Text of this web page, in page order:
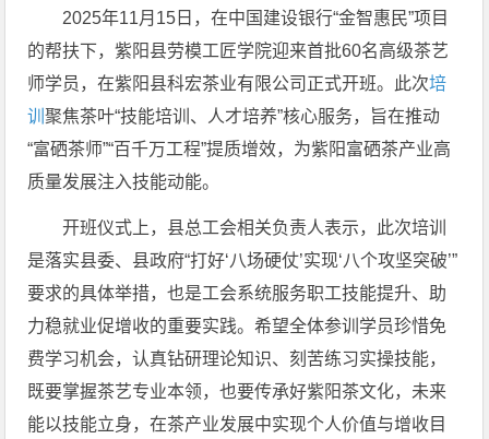
2025年11月15日，在中国建设银行“金智惠民”项目
的帮扶下，紫阳县劳模工匠学院迎来首批60名高级茶艺
师学员，在紫阳县科宏茶业有限公司正式开班。此次培
训聚焦茶叶“技能培训、人才培养”核心服务，旨在推动
“富硒茶师”“百千万工程”提质增效，为紫阳富硒茶产业高
质量发展注入技能动能。
开班仪式上，县总工会相关负责人表示，此次培训
是落实县委、县政府“打好‘八场硬仗’实现‘八个攻坚突破’”
要求的具体举措，也是工会系统服务职工技能提升、助
力稳就业促增收的重要实践。希望全体参训学员珍惜免
费学习机会，认真钻研理论知识、刻苦练习实操技能，
既要掌握茶艺专业本领，也要传承好紫阳茶文化，未来
能以技能立身，在茶产业发展中实现个人价值与增收目